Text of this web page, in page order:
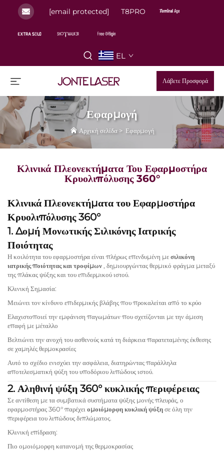
[email protected] T8PRO
EL
Λάβετε Προσφορά
Εφαρμογή
Αρχική σελίδα> Εφαρμογή
Κλινικά Πλεονεκτήματα Του Εφαρμοστήρα
Κρυολιπόλυσης 360°
Κλινικά Πλεονεκτήματα του Εφαρμοστήρα
Κρυολιπόλυσης 360°
1. Δομή Μονωτικής Σιλικόνης Ιατρικής
Ποιότητας
Η κοιλότητα του εφαρμοστήρα είναι πλήρως επενδυμένη μεσιλικόνη
ιατρικής ποιότητας και τροφίμων , δημιουργώντας θερμικό φράγμα μεταξύ
της πλάκας ψύξης και του επιδερμικού ιστού.
Κλινική Σημασία:
Μειώνει τον κίνδυνο επιδερμικής βλάβης που προκαλείται από το κρύο
Ελαχιστοποιεί την εμφάνιση παγωμάτων που σχετίζονται με την άμεση
επαφή με μέταλλο
Βελτιώνει την ανοχή του ασθενούς κατά τη διάρκεια παρατεταμένης έκθεσης
σε χαμηλές θερμοκρασίες
Αυτό το σχέδιο ενισχύει την ασφάλεια, διατηρώντας παράλληλα
αποτελεσματική ψύξη του υποδόριου λιπώδους ιστού.
2. Αληθινή ψύξη 360° κυκλικής περιφέρειας
Σε αντίθεση με τα συμβατικά συστήματα ψύξης μονής πλευράς, ο
εφαρμοστήρας 360° παρέχει ομοιόμορφη κυκλική ψύξησε όλη την
περιφέρεια του λιπώδους διπλώματος.
Κλινική επίδραση:
Πιο ομοιόμορφη κατανομή της θερμοκρασίας